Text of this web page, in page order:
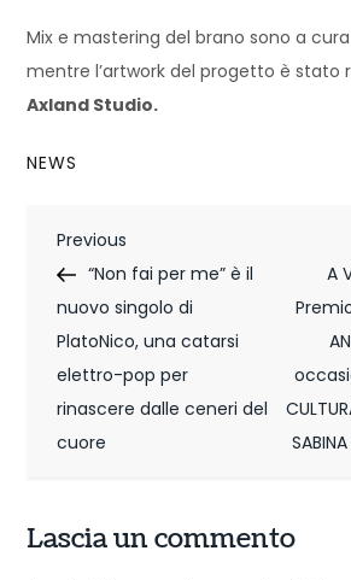
Mix e mastering del brano sono a
mentre l’artwork del progetto è stato
Axland Studio.
NEWS
N
a
v
i
g
z
Previous
Post
Previous
“Non fai per me” è il
nuovo singolo di
PlatoNico, una catarsi
elettro-pop per
rinascere dalle ceneri del
cuore
A
Premio
Lascia un commento